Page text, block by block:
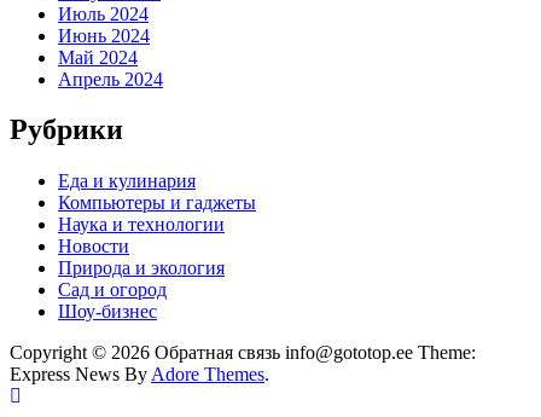
Июль 2024
Июнь 2024
Май 2024
Апрель 2024
Рубрики
Еда и кулинария
Компьютеры и гаджеты
Наука и технологии
Новости
Природа и экология
Сад и огород
Шоу-бизнес
Copyright © 2026 Обратная связь info@gototop.ee Theme:
Express News By Adore Themes.